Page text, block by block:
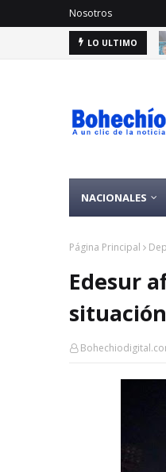
Nosotros
LO ULTIMO
NACIONALES
Página Principal
Edesur